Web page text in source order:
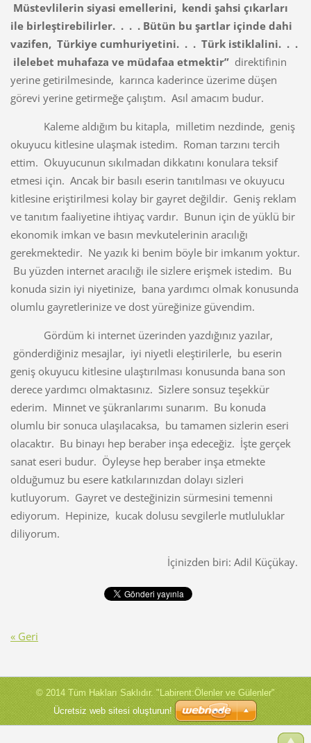
Müstevlilerin siyasi emellerini, kendi şahsi çıkarları
ile birleştirebilirler. . . . Bütün bu şartlar içinde dahi
vazifen, Türkiye cumhuriyetini. . . Türk istiklalini. . .
ilelebet muhafaza ve müdafaa etmektir” direktifinin
yerine getirilmesinde, karınca kaderince üzerime düşen
görevi yerine getirmeğe çalıştım. Asıl amacım budur.
Kaleme aldığım bu kitapla, milletim nezdinde, geniş
okuyucu kitlesine ulaşmak istedim. Roman tarzını tercih
ettim. Okuyucunun sıkılmadan dikkatını konulara teksif
etmesi için. Ancak bir basılı eserin tanıtılması ve okuyucu
kitlesine eriştirilmesi kolay bir gayret değildir. Geniş reklam
ve tanıtım faaliyetine ihtiyaç vardır. Bunun için de yüklü bir
ekonomik imkan ve basın mevkutelerinin aracılığı
gerekmektedir. Ne yazık ki benim böyle bir imkanım yoktur.
Bu yüzden internet aracılığı ile sizlere erişmek istedim. Bu
konuda sizin iyi niyetinize, bana yardımcı olmak konusunda
olumlu gayretlerinize ve dost yüreğinize güvendim.
Gördüm ki internet üzerinden yazdığınız yazılar,
gönderdiğiniz mesajlar, iyi niyetli eleştirilerle, bu eserin
geniş okuyucu kitlesine ulaştırılması konusunda bana son
derece yardımcı olmaktasınız. Sizlere sonsuz teşekkür
ederim. Minnet ve şükranlarımı sunarım. Bu konuda
olumlu bir sonuca ulaşılacaksa, bu tamamen sizlerin eseri
olacaktır. Bu binayı hep beraber inşa edeceğiz. İşte gerçek
sanat eseri budur. Öyleyse hep beraber inşa etmekte
olduğumuz bu esere katkılarınızdan dolayı sizleri
kutluyorum. Gayret ve desteğinizin sürmesini temenni
ediyorum. Hepinize, kucak dolusu sevgilerle mutluluklar
diliyorum.
İçinizden biri: Adil Küçükay.
« Geri
© 2014 Tüm Hakları Saklıdır. "Labirent:Ölenler ve Gülenler"
Ücretsiz web sitesi oluşturun!